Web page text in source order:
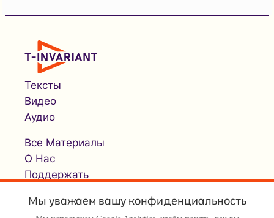
Тексты
Видео
Аудио
Все Материалы
О Нас
Поддержать
Мы уважаем вашу конфиденциальность